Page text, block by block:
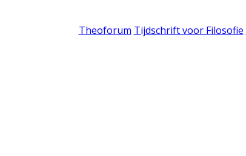
Theoforum Tijdschrift voor Filosofie